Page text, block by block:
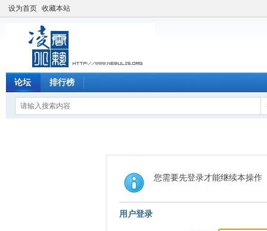
设为首页 收藏本站
论坛 排行榜
您需要先登录才能继续本操作
用户登录